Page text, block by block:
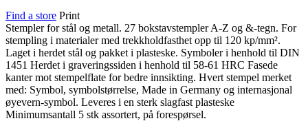
Find a store Print
Stempler for stål og metall. 27 bokstavstempler A-Z og &-tegn. For
stempling i materialer med trekkholdfasthet opp til 120 kp/mm².
Laget i herdet stål og pakket i plasteske. Symboler i henhold til DIN
1451 Herdet i graveringssiden i henhold til 58-61 HRC Fasede
kanter mot stempelflate for bedre innsikting. Hvert stempel merket
med: Symbol, symbolstørrelse, Made in Germany og internasjonal
øyevern-symbol. Leveres i en sterk slagfast plasteske
Minimumsantall 5 stk assortert, på forespørsel.